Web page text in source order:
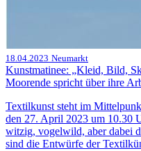
18.04.2023 Neumarkt
Kunstmatinee: „Kleid, Bild,
Moorende spricht über ihre
Textilkunst steht im
den 27. April 2023 um 10.30
witzig, vogelwild, aber dabei
sind die Entwürfe der